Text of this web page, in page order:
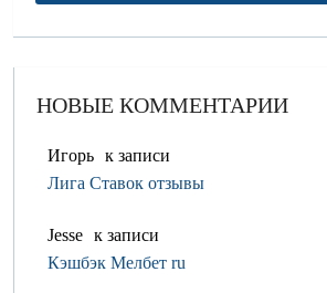
НОВЫЕ КОММЕНТАРИИ
Игорь к записи
Лига Ставок отзывы
Jesse к записи
Кэшбэк Мелбет ru